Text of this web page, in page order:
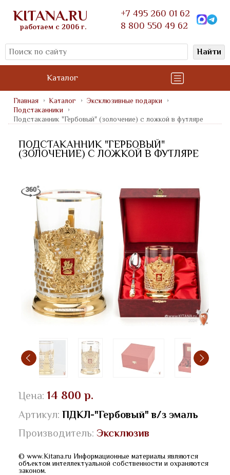
KITANA.RU
работаем с 2006 г.
+7 495 260 01 62
8 800 550 49 62
Найти
Каталог
Главная Каталог
Эксклюзивные подарки
Подстаканники
Подстаканник "Гербовый" (золочение) с ложкой в футляре
ПОДСТАКАННИК "ГЕРБОВЫЙ"
(ЗОЛОЧЕНИЕ) С ЛОЖКОЙ В ФУТЛЯРЕ
Цена: 14 800 р.
Артикул: ПДКЛ-"Гербовый" в/з эмаль
Производитель: Эксклюзив
© www.Kitana.ru Информационные материалы являются
объектом интеллектуальной собственности и охраняются
законом.